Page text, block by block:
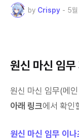
by Crispy - 5
원신 마신 임
원신 마신 임무(메
아래 링크에서 확인
원신 마신 임무 이